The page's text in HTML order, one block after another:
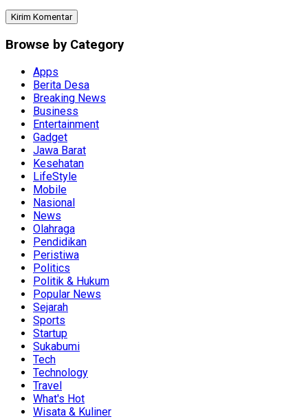
Browse by Category
Apps
Berita Desa
Breaking News
Business
Entertainment
Gadget
Jawa Barat
Kesehatan
LifeStyle
Mobile
Nasional
News
Olahraga
Pendidikan
Peristiwa
Politics
Politik & Hukum
Popular News
Sejarah
Sports
Startup
Sukabumi
Tech
Technology
Travel
What's Hot
Wisata & Kuliner